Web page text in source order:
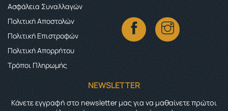
Ασφάλεια Συναλλαγών
Πολιτική Αποστολών
Πολιτική Επιστροφών
Πολιτική Απορρήτου
Τρόποι Πληρωμής
NEWSLETTER
Κάνετε εγγραφή στο newsletter μας για να μαθαίνετε πρώτοι